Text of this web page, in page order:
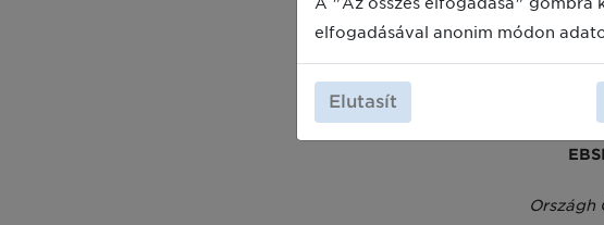
Országh
elfogadásával anonim módon
Elutasít